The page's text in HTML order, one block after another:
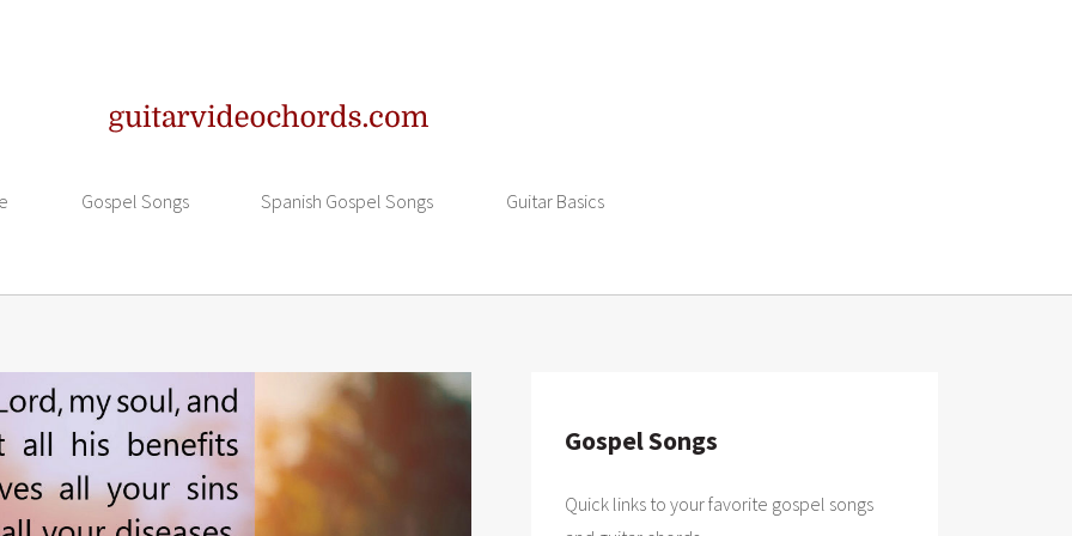
Gospel Songs Spanish Gospel Songs Guitar Basics
Gospel Songs
Quick links to your favorite gospel songs